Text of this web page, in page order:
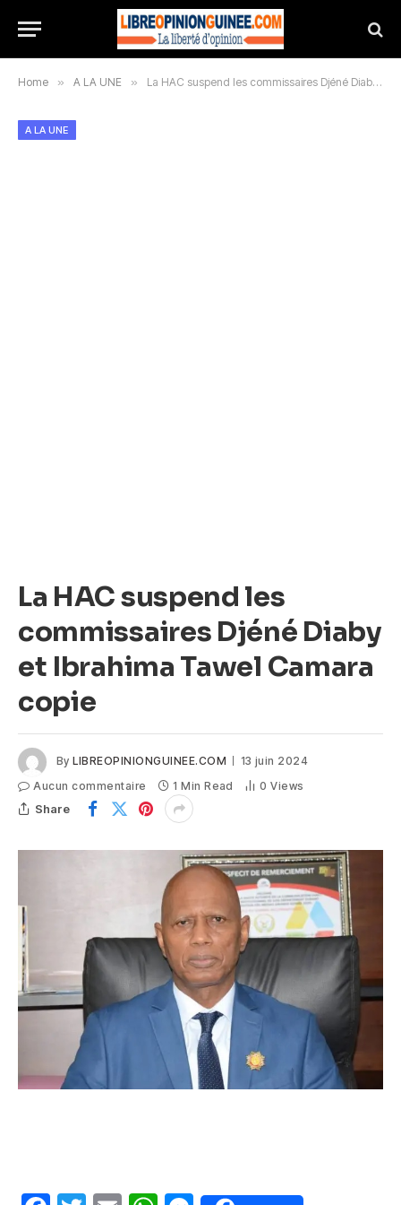
Home » A LA UNE » La HAC suspend les commissaires Djéné Diaby et Ibrahima Tawel Camara copie
A LA UNE
La HAC suspend les
commissaires Djéné Diaby
et Ibrahima Tawel Camara
copie
By LIBREOPINIONGUINEE.COM
13 juin 2024
Aucun commentaire
1 Min Read 0Views
Share